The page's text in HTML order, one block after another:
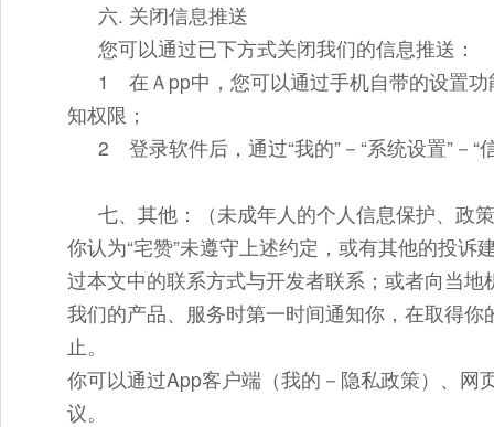
六. 关闭信息推送
您可以通过已下方式关闭我们的信息推送：
1 在Ａpp中，您可以通过手机自带的设置功
知权限；
2 登录软件后，通过“我的”－“系统设置”－“
七、其他：（未成年人的个人信息保护、政
你认为“宅赞”未遵守上述约定，或有其他的投
过本文中的联系方式与开发者联系；或者向当
我们的产品、服务时第一时间通知你，在取得
止。
你可以通过App客户端（我的－隐私政策）、
议。